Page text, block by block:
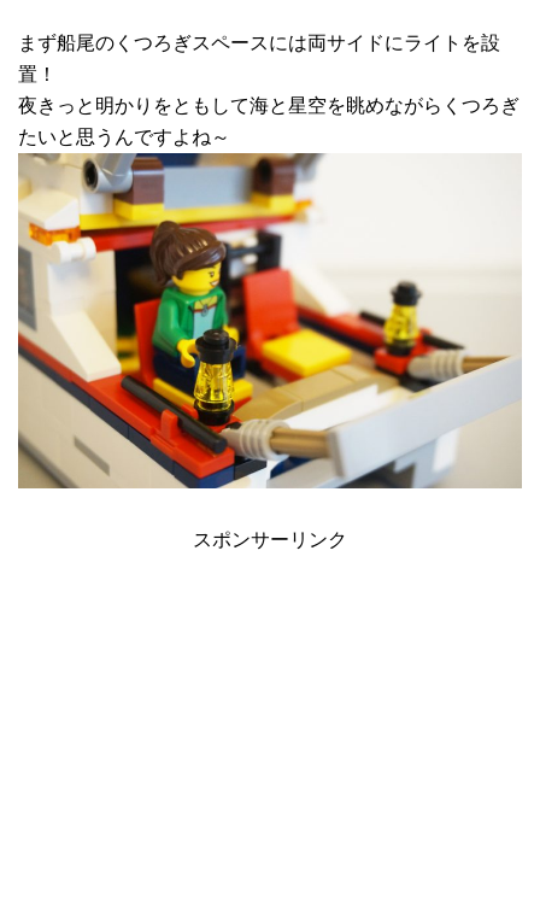
まず船尾のくつろぎスペースには両サイドにライトを設
置！
夜きっと明かりをともして海と星空を眺めながらくつろぎ
たいと思うんですよね～
スポンサーリンク